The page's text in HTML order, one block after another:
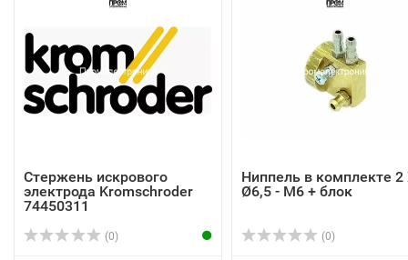
Стержень искрового
электрода Kromschroder
74450311
(0)
Ниппель в комплекте 2
Ø6,5 - M6 + блок
(0)